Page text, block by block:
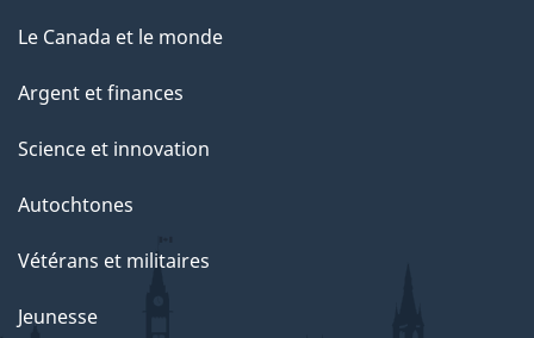
Le Canada et le monde
Argent et finances
Science et innovation
Autochtones
Vétérans et militaires
Jeunesse